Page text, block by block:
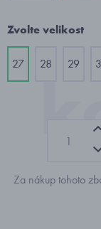
Zvolte velikost
27 28 29
Za nákup tohoto